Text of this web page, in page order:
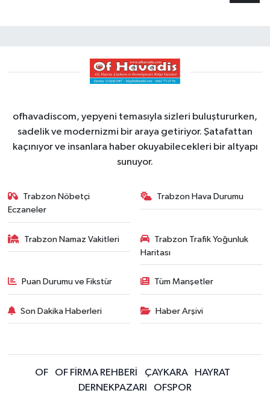
ofhavadiscom, yepyeni temasıyla sizleri buluştururken,
sadelik ve modernizmi bir araya getiriyor. Şatafattan
kaçınıyor ve insanlara haber okuyabilecekleri bir altyapı
sunuyor.
Trabzon Nöbetçi
Eczaneler
Trabzon Hava Durumu
Trabzon Namaz Vakitleri
Trabzon Trafik Yoğunluk
Haritası
Puan Durumu ve Fikstür Tüm Manşetler
Son Dakika Haberleri Haber Arşivi
OF OF FİRMA REHBERİ ÇAYKARA
HAYRAT
DERNEKPAZARI
OFSPOR